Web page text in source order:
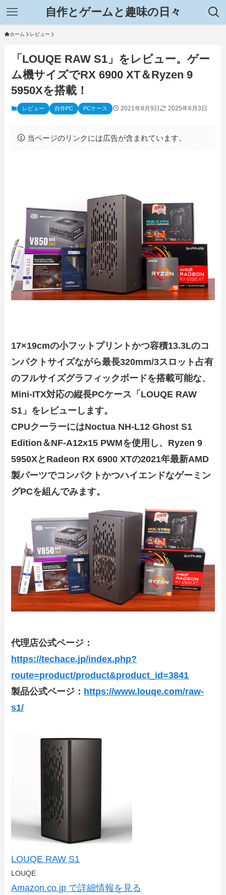
自作とゲームと趣味の日々
ホーム レビュー
「LOUQE RAW S1」をレビュー。ゲー
ム機サイズでRX 6900 XT＆Ryzen 9
5950Xを搭載！
レビュー 自作PC PCケース 2021年8月9日 2025年6月3日
当ページのリンクには広告が含まれています。
17×19cmの小フットプリントかつ容積13.3Lのコ
ンパクトサイズながら最長320mm/3スロット占有
のフルサイズグラフィックボードを搭載可能な、
Mini-ITX対応の縦長PCケース「LOUQE RAW
S1」をレビューします。
CPUクーラーにはNoctua NH-L12 Ghost S1
Edition＆NF-A12x15 PWMを使用し、Ryzen 9
5950XとRadeon RX 6900 XTの2021年最新AMD
製パーツでコンパクトかつハイエンドなゲーミン
グPCを組んでみます。
代理店公式ページ：
https://techace.jp/index.php?
route=product/product&product_id=3841
製品公式ページ： https://www.louqe.com/raw-
s1/
LOUQE RAW S1
LOUQE
Amazon.co.jp で詳細情報を見る